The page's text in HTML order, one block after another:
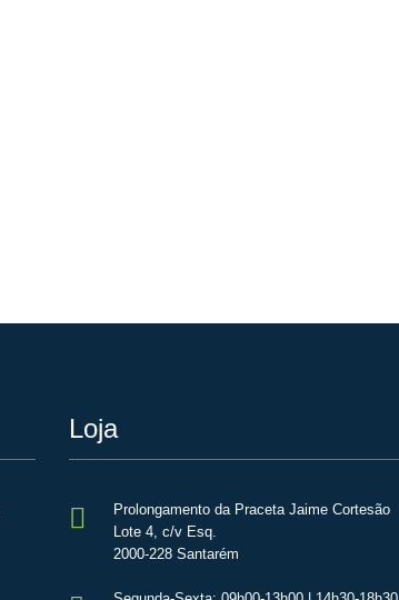
Loja
Prolongamento da Praceta Jaime Cortesão
Lote 4, c/v Esq.
2000-228 Santarém